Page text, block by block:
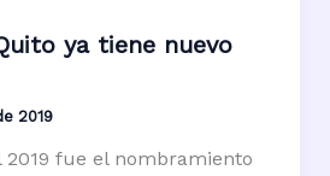
ya tiene nuevo
2019
2019 fue el nombramiento